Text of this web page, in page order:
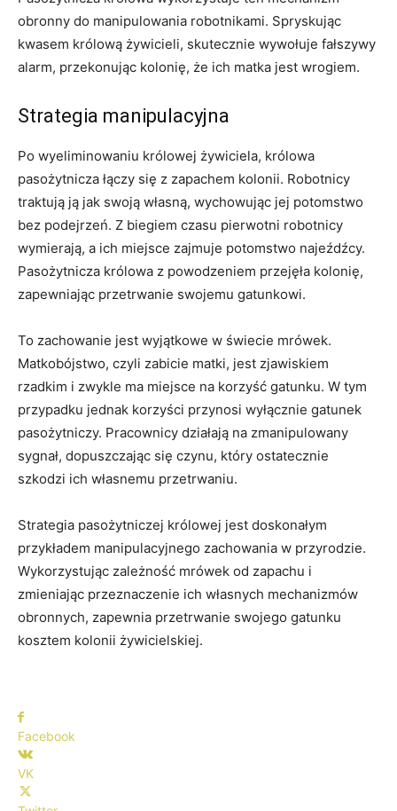
obronny do manipulowania robotnikami. Spryskując
kwasem królową żywicieli, skutecznie wywołuje fałszywy
alarm, przekonując kolonię, że ich matka jest wrogiem.
Strategia manipulacyjna
Po wyeliminowaniu królowej żywiciela, królowa
pasożytnicza łączy się z zapachem kolonii. Robotnicy
traktują ją jak swoją własną, wychowując jej potomstwo
bez podejrzeń. Z biegiem czasu pierwotni robotnicy
wymierają, a ich miejsce zajmuje potomstwo najeźdźcy.
Pasożytnicza królowa z powodzeniem przejęła kolonię,
zapewniając przetrwanie swojemu gatunkowi.
To zachowanie jest wyjątkowe w świecie mrówek.
Matkobójstwo, czyli zabicie matki, jest zjawiskiem
rzadkim i zwykle ma miejsce na korzyść gatunku. W tym
przypadku jednak korzyści przynosi wyłącznie gatunek
pasożytniczy. Pracownicy działają na zmanipulowany
sygnał, dopuszczając się czynu, który ostatecznie
szkodzi ich własnemu przetrwaniu.
Strategia pasożytniczej królowej jest doskonałym
przykładem manipulacyjnego zachowania w przyrodzie.
Wykorzystując zależność mrówek od zapachu i
zmieniając przeznaczenie ich własnych mechanizmów
obronnych, zapewnia przetrwanie swojego gatunku
kosztem kolonii żywicielskiej.
Facebook
VK